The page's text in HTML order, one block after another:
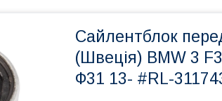
Сайлентблок
(Швеція) BMW 3
Ф31 13- #RL-